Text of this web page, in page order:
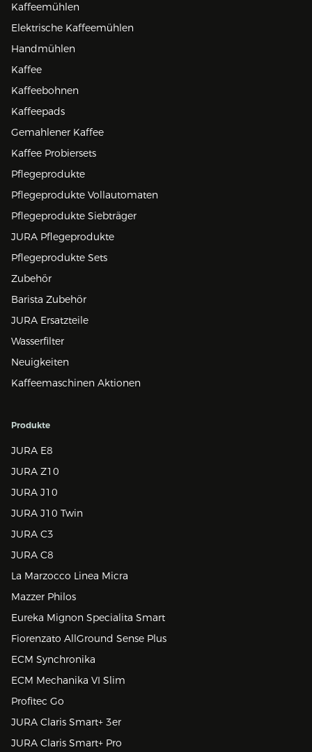
Kaffeemühlen
Elektrische Kaffeemühlen
Handmühlen
Kaffee
Kaffeebohnen
Kaffeepads
Gemahlener Kaffee
Kaffee Probiersets
Pflegeprodukte
Pflegeprodukte Vollautomaten
Pflegeprodukte Siebträger
JURA Pflegeprodukte
Pflegeprodukte Sets
Zubehör
Barista Zubehör
JURA Ersatzteile
Wasserfilter
Neuigkeiten
Kaffeemaschinen Aktionen
Produkte
JURA E8
JURA Z10
JURA J10
JURA J10 Twin
JURA C3
JURA C8
La Marzocco Linea Micra
Mazzer Philos
Eureka Mignon Specialita Smart
Fiorenzato AllGround Sense Plus
ECM Synchronika
ECM Mechanika VI Slim
Profitec Go
JURA Claris Smart+ 3er
JURA Claris Smart+ Pro